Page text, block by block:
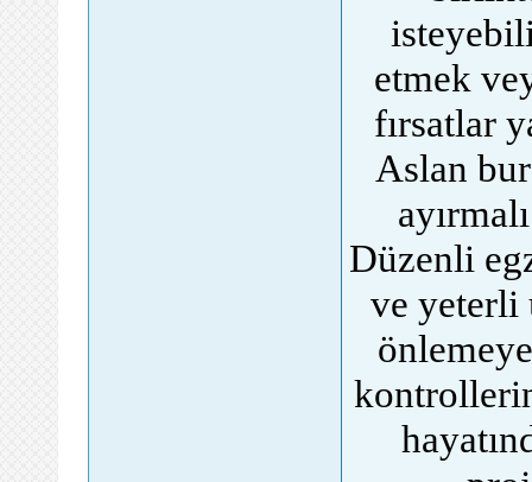
etmek
fırsatlar
Aslan
Düzenli
ve yeterli